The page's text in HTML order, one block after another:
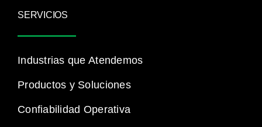
SERVICIOS
Industrias que Atendemos
Productos y Soluciones
Confiabilidad Operativa